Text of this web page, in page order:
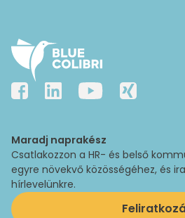
Maradj naprakész
Csatlakozzon a HR- és belső
egyre növekvő közösségéhez, és
hírlevelünkre.